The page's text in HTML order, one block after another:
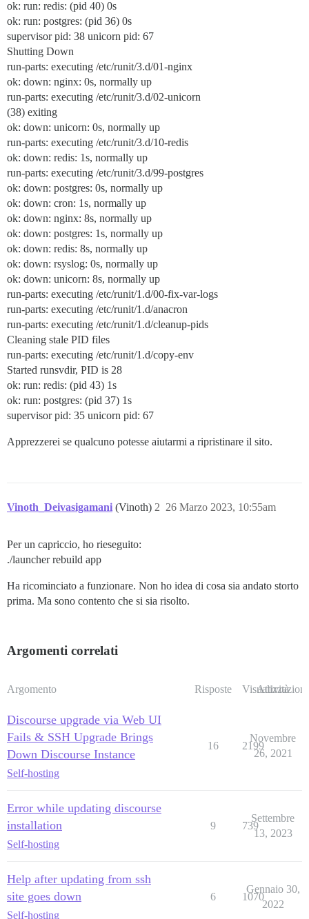
ok: run: redis: (pid 40) 0s
ok: run: postgres: (pid 36) 0s
supervisor pid: 38 unicorn pid: 67
Shutting Down
run-parts: executing /etc/runit/3.d/01-nginx
ok: down: nginx: 0s, normally up
run-parts: executing /etc/runit/3.d/02-unicorn
(38) exiting
ok: down: unicorn: 0s, normally up
run-parts: executing /etc/runit/3.d/10-redis
ok: down: redis: 1s, normally up
run-parts: executing /etc/runit/3.d/99-postgres
ok: down: postgres: 0s, normally up
ok: down: cron: 1s, normally up
ok: down: nginx: 8s, normally up
ok: down: postgres: 1s, normally up
ok: down: redis: 8s, normally up
ok: down: rsyslog: 0s, normally up
ok: down: unicorn: 8s, normally up
run-parts: executing /etc/runit/1.d/00-fix-var-logs
run-parts: executing /etc/runit/1.d/anacron
run-parts: executing /etc/runit/1.d/cleanup-pids
Cleaning stale PID files
run-parts: executing /etc/runit/1.d/copy-env
Started runsvdir, PID is 28
ok: run: redis: (pid 43) 1s
ok: run: postgres: (pid 37) 1s
supervisor pid: 35 unicorn pid: 67
Apprezzerei se qualcuno potesse aiutarmi a ripristinare il sito.
Vinoth_Deivasigamani (Vinoth) 26 Marzo 2023, 10:55am
2
Per un capriccio, ho rieseguito:
./launcher rebuild app
Ha ricominciato a funzionare. Non ho idea di cosa sia andato storto
prima. Ma sono contento che si sia risolto.
Argomenti correlati
Argomento Risposte Visualizzazioni
Attività
Discourse upgrade via Web UI
Fails & SSH Upgrade Brings
Down Discourse Instance
Self-hosting
16 2199
Novembre
26, 2021
Error while updating discourse
installation
Self-hosting
9 739
Settembre
13, 2023
Help after updating from ssh
site goes down
Self-hosting
6 1070
Gennaio 30,
2022